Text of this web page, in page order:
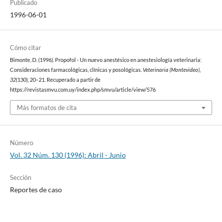
Publicado
1996-06-01
Cómo citar
Bimonte, D. (1996). Propofol - Un nuevo anestésico en anestesiología veterinaria:
Consideraciones farmacológicas, clínicas y posológicas. Veterinaria (Montevideo),
32(130), 20–21. Recuperado a partir de
https://revistasmvu.com.uy/index.php/smvu/article/view/576
Más formatos de cita
Número
Vol. 32 Núm. 130 (1996): Abril - Junio
Sección
Reportes de caso